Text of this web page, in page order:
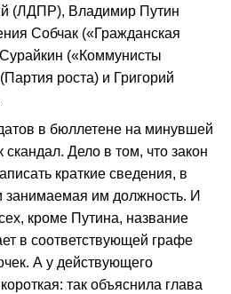
(ЛДПР), Владимир Путин
Собчак («Гражданская
(«Коммунисты
роста) и Григорий
в бюллетене на минувшей
скандал. Дело в том, что закон
краткие сведения, в
занимаемая им должность. И
кроме Путина, название
в соответствующей графе
А у действующего
так объяснила глава